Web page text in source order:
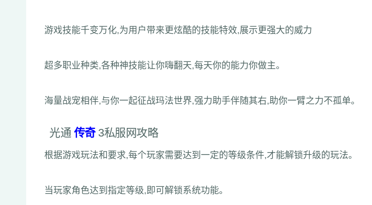
游戏技能千变万化,为用户带来更炫酷的技能特效,展示更强大的威力
超多职业种类,各种神技能让你嗨翻天,每天你的能力你做主。
海量战宠相伴,与你一起征战玛法世界,强力助手伴随其右,助你一臂之力不孤单。
光通 传奇 3私服网攻略
根据游戏玩法和要求,每个玩家需要达到一定的等级条件,才能解锁升级的玩法。
当玩家角色达到指定等级,即可解锁系统功能。